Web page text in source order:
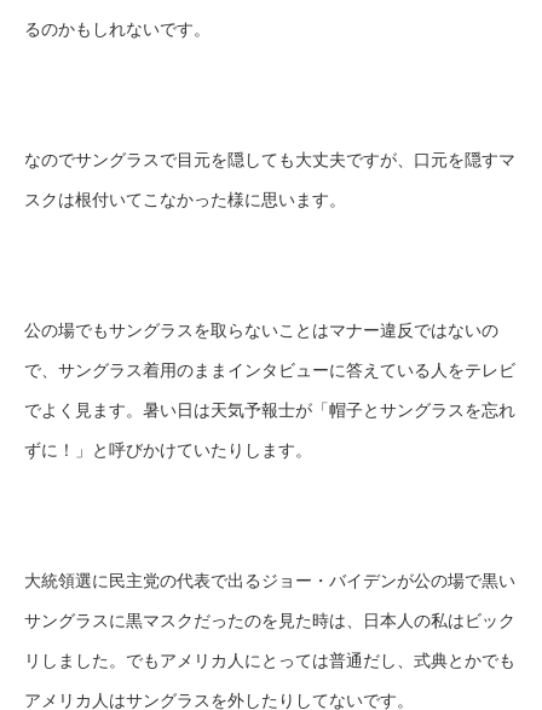
るのかもしれないです。
なのでサングラスで目元を隠しても大丈夫ですが、口元を隠すマ
スクは根付いてこなかった様に思います。
公の場でもサングラスを取らないことはマナー違反ではないの
で、サングラス着用のままインタビューに答えている人をテレビ
でよく見ます。暑い日は天気予報士が「帽子とサングラスを忘れ
ずに！」と呼びかけていたりします。
大統領選に民主党の代表で出るジョー・バイデンが公の場で黒い
サングラスに黒マスクだったのを見た時は、日本人の私はビック
リしました。でもアメリカ人にとっては普通だし、式典とかでも
アメリカ人はサングラスを外したりしてないです。